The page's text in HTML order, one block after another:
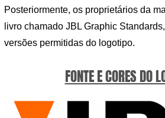
Posteriormente, os proprietários da
livro chamado JBL Graphic
versões permitidas do logotipo.
FONTE E CORES DO